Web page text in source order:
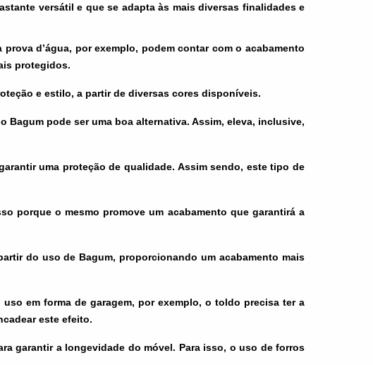
versátil e que se adapta às mais diversas finalidades e
d’água, por exemplo, podem contar com o acabamento
protegidos.
e estilo, a partir de diversas cores disponíveis.
pode ser uma boa alternativa. Assim, eleva, inclusive,
uma proteção de qualidade. Assim sendo, este tipo de
porque o mesmo promove um acabamento que garantirá a
do uso de Bagum, proporcionando um acabamento mais
em forma de garagem, por exemplo, o toldo precisa ter a
este efeito.
garantir a longevidade do móvel. Para isso, o uso de forros